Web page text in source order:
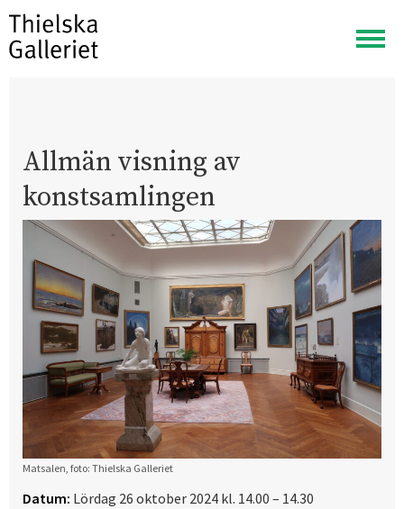
Visa
meny
Allmän visning av
konstsamlingen
Matsalen, foto: Thielska Galleriet
Datum: Lördag 26 oktober 2024 kl. 14.00 – 14.30